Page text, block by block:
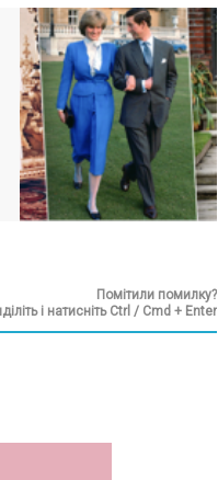
Помітили помилку?
і натисніть Ctrl / Cmd + Enter